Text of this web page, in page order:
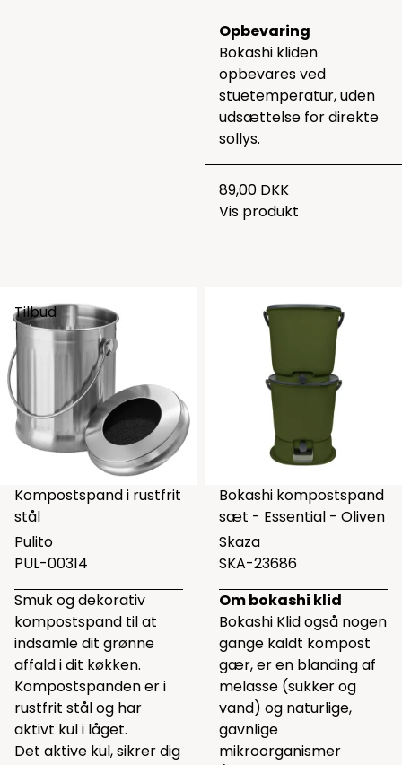
Opbevaring
Bokashi kliden
opbevares ved
stuetemperatur, uden
udsættelse for direkte
sollys.
89,00 DKK
Vis produkt
Tilbud
Kompostspand i rustfrit
stål
Pulito
PUL-00314
Smuk og dekorativ
kompostspand til at
indsamle dit grønne
affald i dit køkken.
Kompostspanden er i
rustfrit stål og har
aktivt kul i låget.
Det aktive kul, sikrer dig
Bokashi kompostspand
sæt - Essential - Oliven
Skaza
SKA-23686
Om bokashi klid
Bokashi Klid også nogen
gange kaldt kompost
gær, er en blanding af
melasse (sukker og
vand) og naturlige,
gavnlige
mikroorganismer